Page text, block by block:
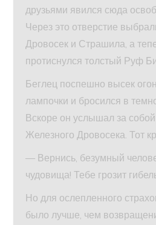
друзьями явился сюда
Через это отверстие
Дровосек и Страшила, а
протиснулся толстый Руф
Беглец поспешно высек
лампочки и бросился в
Вскоре он услышал за
Железного Дровосека. Тот
— Вернись, безумный
чудовища! Тебе грозит
Но для ослепленного
было лучше, чем